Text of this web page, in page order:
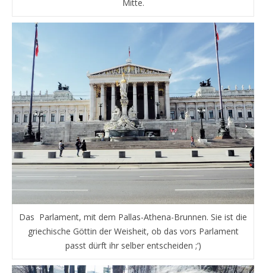
Mitte.
Das Parlament, mit dem Pallas-Athena-Brunnen. Sie ist die
griechische Göttin der Weisheit, ob das vors Parlament
passt dürft ihr selber entscheiden ;‘)